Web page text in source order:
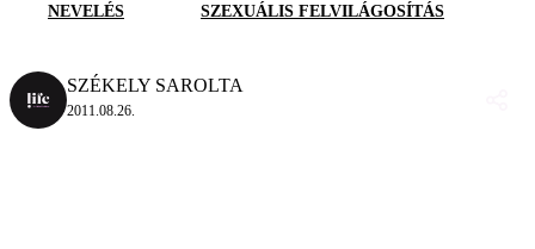
NEVELÉS SZEXUÁLIS FELVILÁGOSÍTÁS
SZÉKELY SAROLTA
2011.08.26.